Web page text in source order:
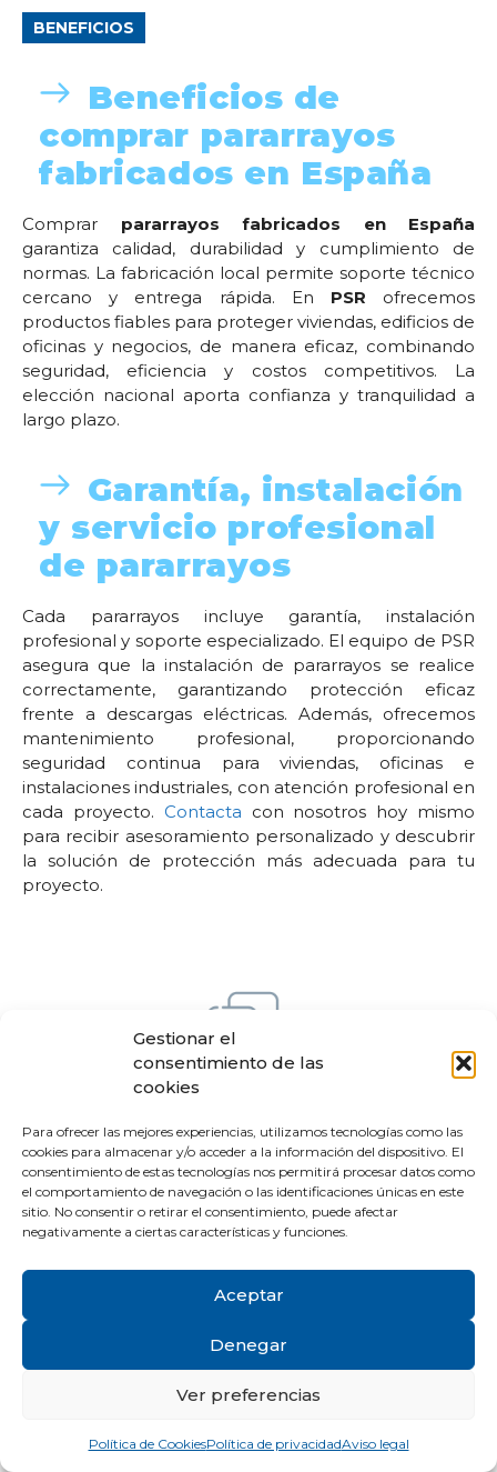
Gestionar el
consentimiento de las
cookies
Para ofrecer las mejores experiencias, utilizamos tecnologías como las
cookies para almacenar y/o acceder a la información del dispositivo. El
consentimiento de estas tecnologías nos permitirá procesar datos como
el comportamiento de navegación o las identificaciones únicas en este
sitio. No consentir o retirar el consentimiento, puede afectar
negativamente a ciertas características y funciones.
Aceptar
Denegar
Ver preferencias
Política de CookiesPolítica de privacidadAviso legal
BENEFICIOS
Beneficios de
comprar pararrayos
fabricados en España
Comprar pararrayos fabricados en España
garantiza calidad, durabilidad y cumplimiento de
normas. La fabricación local permite soporte técnico
cercano y entrega rápida. En PSR ofrecemos
productos fiables para proteger viviendas, edificios de
oficinas y negocios, de manera eficaz, combinando
seguridad, eficiencia y costos competitivos. La
elección nacional aporta confianza y tranquilidad a
largo plazo.
Garantía, instalación
y servicio profesional
de pararrayos
Cada pararrayos incluye garantía, instalación
profesional y soporte especializado. El equipo de PSR
asegura que la instalación de pararrayos se realice
correctamente, garantizando protección eficaz
frente a descargas eléctricas. Además, ofrecemos
mantenimiento profesional, proporcionando
seguridad continua para viviendas, oficinas e
instalaciones industriales, con atención profesional en
cada proyecto. Contacta con nosotros hoy mismo
para recibir asesoramiento personalizado y descubrir
la solución de protección más adecuada para tu
proyecto.
RESOLVEMOS TUS
DUDAS SOBRE
PARARRAYOS Y
PRECIOS
¿Cuál es el precio de un